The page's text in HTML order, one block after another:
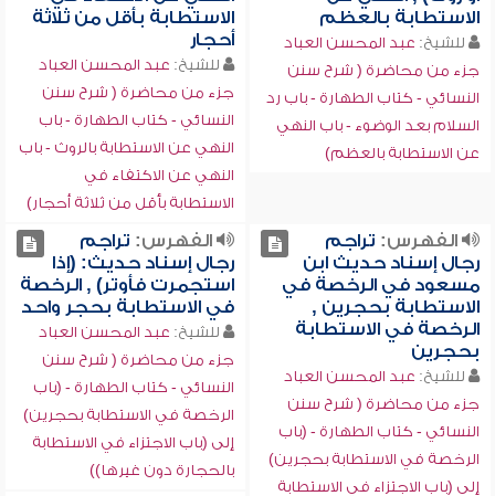
الاستطابة بالعظم
للشيخ: عبد المحسن العباد
جزء من محاضرة ( شرح سنن
النسائي - كتاب الطهارة - باب رد
السلام بعد الوضوء - باب النهي
عن الاستطابة بالعظم)
الاستطابة بأقل من ثلاثة
أحجار
للشيخ: عبد المحسن العباد
جزء من محاضرة ( شرح سنن
النسائي - كتاب الطهارة - باب
النهي عن الاستطابة بالروث - باب
النهي عن الاكتفاء في
الاستطابة بأقل من ثلاثة أحجار)
الفهرس: تراجم
رجال إسناد حديث ابن
مسعود في الرخصة في
الاستطابة بحجرين ,
الرخصة في الاستطابة
بحجرين
للشيخ: عبد المحسن العباد
جزء من محاضرة ( شرح سنن
النسائي - كتاب الطهارة - (باب
الرخصة في الاستطابة بحجرين)
إلى (باب الاجتزاء في الاستطابة
الفهرس: تراجم
رجال إسناد حديث: (إذا
استجمرت فأوتر) , الرخصة
في الاستطابة بحجر واحد
للشيخ: عبد المحسن العباد
جزء من محاضرة ( شرح سنن
النسائي - كتاب الطهارة - (باب
الرخصة في الاستطابة بحجرين)
إلى (باب الاجتزاء في الاستطابة
بالحجارة دون غيرها))